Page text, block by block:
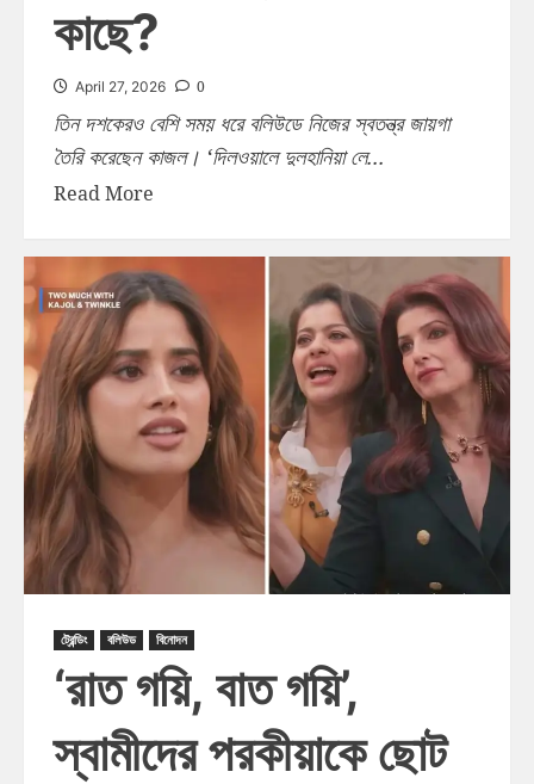
কাছে?
April 27, 2026 0
তিন দশকেরও বেশি সময় ধরে বলিউডে নিজের স্বতন্ত্র জায়গা
তৈরি করেছেন কাজল। ‘দিলওয়ালে দুলহানিয়া লে...
Read More
ট্রেন্ডিং বলিউড বিনোদন
‘রাত গয়ি, বাত গয়ি’,
স্বামীদের পরকীয়াকে ছোট